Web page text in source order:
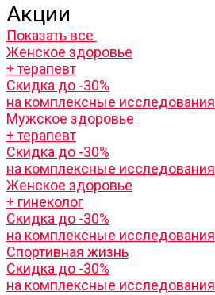
Акции
Показать все
Женское здоровье
+ терапевт
Скидка до -30%
на комплексные исследования
Мужское здоровье
+ терапевт
Скидка до -30%
на комплексные исследования
Женское здоровье
+ гинеколог
Скидка до -30%
на комплексные исследования
Спортивная жизнь
Скидка до -30%
на комплексные исследования